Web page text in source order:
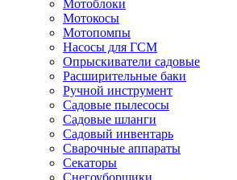
Мотоблоки
Мотокосы
Мотопомпы
Насосы для ГСМ
Опрыскиватели садовые
Расширительные баки
Ручной инструмент
Садовые пылесосы
Садовые шланги
Садовый инвентарь
Сварочные аппараты
Секаторы
Снегоуборщики